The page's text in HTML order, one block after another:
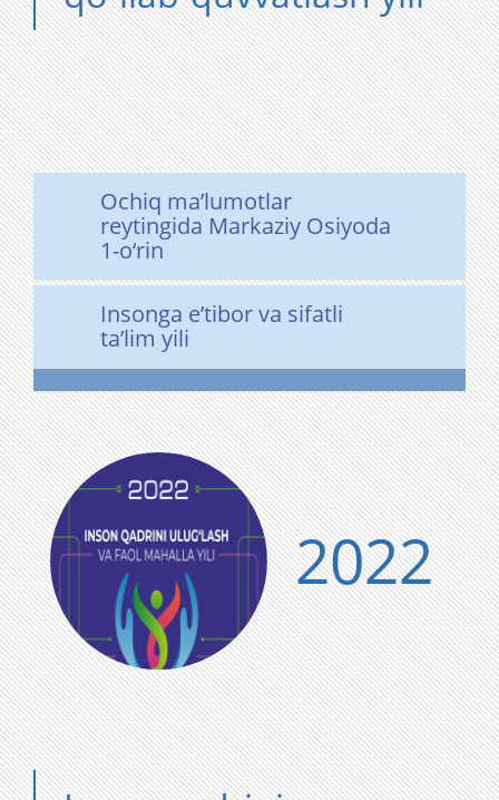
Ochiq ma’lumotlar
reytingida Markaziy Osiyoda
1-o‘rin
Insonga eʼtibor va sifatli
taʼlim yili
2022